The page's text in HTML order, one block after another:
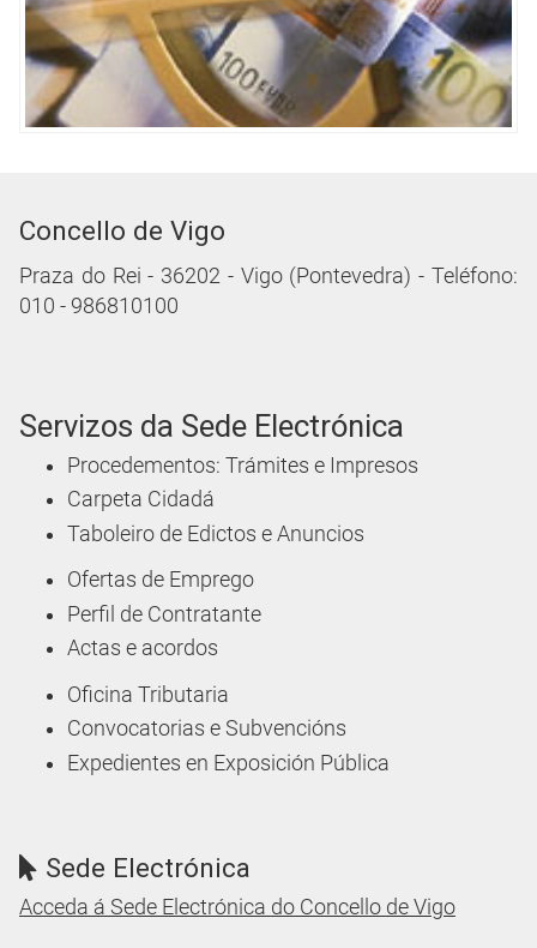
Concello de Vigo
Praza do Rei - 36202 - Vigo (Pontevedra) - Teléfono:
010 - 986810100
Servizos da Sede Electrónica
Procedementos: Trámites e Impresos
Carpeta Cidadá
Taboleiro de Edictos e Anuncios
Ofertas de Emprego
Perfil de Contratante
Actas e acordos
Oficina Tributaria
Convocatorias e Subvencións
Expedientes en Exposición Pública
Sede Electrónica
Acceda á Sede Electrónica do Concello de Vigo